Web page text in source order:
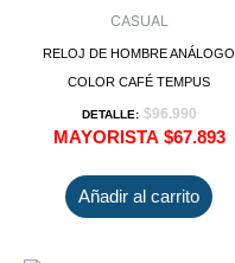
CASUAL
RELOJ DE HOMBRE ANÁLOGO
COLOR CAFÉ TEMPUS
DETALLE: $96.990
MAYORISTA $67.893
Añadir al carrito